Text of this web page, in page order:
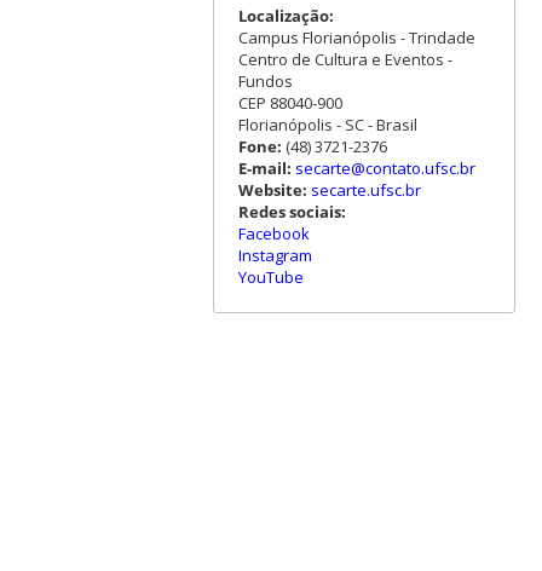
Localização:
Campus Florianópolis - Trindade
Centro de Cultura e Eventos -
Fundos
CEP 88040-900
Florianópolis - SC - Brasil
Fone: (48) 3721-2376
E-mail: secarte@contato.ufsc.br
Website: secarte.ufsc.br
Redes sociais:
Facebook
Instagram
YouTube